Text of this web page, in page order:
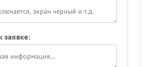
заявке: